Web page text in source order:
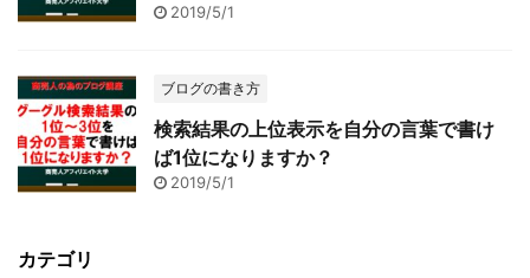
2019/5/1
ブログの書き方
検索結果の上位表示を自分の言葉で書け
ば1位になりますか？
2019/5/1
カテゴリ